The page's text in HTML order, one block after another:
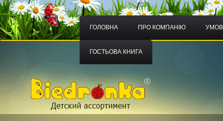
ГОЛОВНА ПРО КОМПАНІЮ
ГОСТЬОВА КНИГА